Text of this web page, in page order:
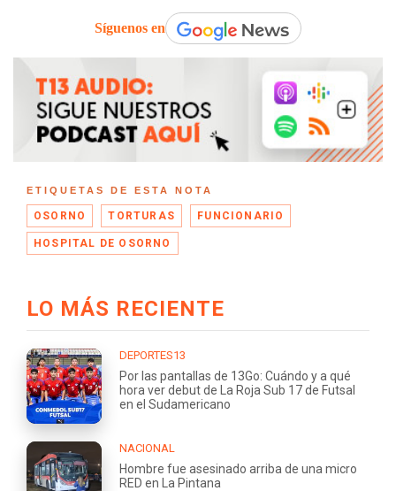
Síguenos en
ETIQUETAS DE ESTA NOTA
OSORNO TORTURAS FUNCIONARIO
HOSPITAL DE OSORNO
LO MÁS RECIENTE
DEPORTES13
Por las pantallas de 13Go: Cuándo y a qué
hora ver debut de La Roja Sub 17 de Futsal
en el Sudamericano
NACIONAL
Hombre fue asesinado arriba de una micro
RED en La Pintana